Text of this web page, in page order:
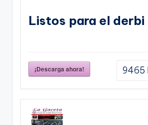
Listos para el derbi
¡Descarga ahora! 9465